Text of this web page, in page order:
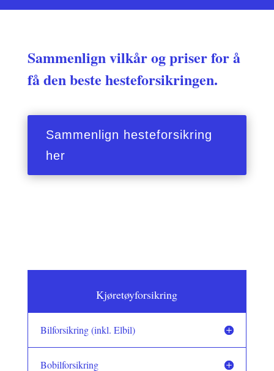
Sammenlign vilkår og priser for å
få den beste hesteforsikringen.
Sammenlign hesteforsikring
her
Kjøretøyforsikring
Bilforsikring (inkl. Elbil)
Bobilforsikring